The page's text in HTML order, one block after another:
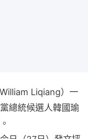
Liqiang）一
總統候選人韓國瑜